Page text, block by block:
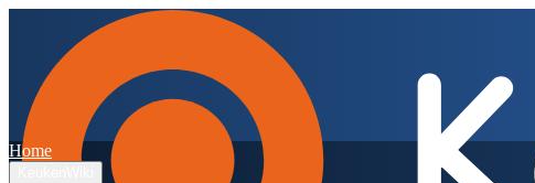
Home